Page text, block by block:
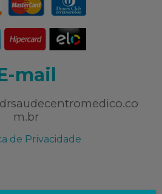
mail
m.br
de Privacidade